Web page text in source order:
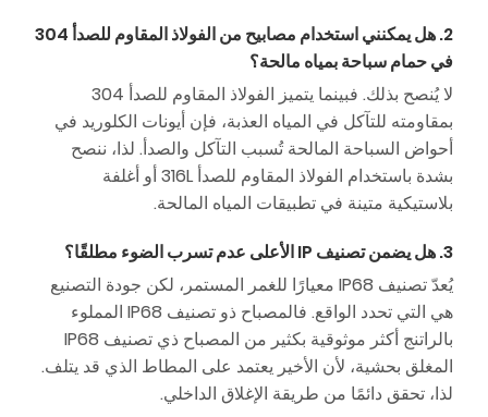
2. هل يمكنني استخدام مصابيح من الفولاذ المقاوم للصدأ 304
في حمام سباحة بمياه مالحة؟
لا يُنصح بذلك. فبينما يتميز الفولاذ المقاوم للصدأ 304
بمقاومته للتآكل في المياه العذبة، فإن أيونات الكلوريد في
أحواض السباحة المالحة تُسبب التآكل والصدأ. لذا، ننصح
بشدة باستخدام الفولاذ المقاوم للصدأ 316L أو أغلفة
بلاستيكية متينة في تطبيقات المياه المالحة.
3. هل يضمن تصنيف IP الأعلى عدم تسرب الضوء مطلقًا؟
يُعدّ تصنيف IP68 معيارًا للغمر المستمر، لكن جودة التصنيع
هي التي تحدد الواقع. فالمصباح ذو تصنيف IP68 المملوء
بالراتنج أكثر موثوقية بكثير من المصباح ذي تصنيف IP68
المغلق بحشية، لأن الأخير يعتمد على المطاط الذي قد يتلف.
لذا، تحقق دائمًا من طريقة الإغلاق الداخلي.